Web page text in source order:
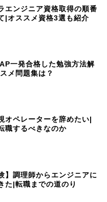
エンジニア資格取得の順番
|オススメ資格3選も紹介
一発合格した勉強方法解
メ問題集は？
オペレーターを辞めたい|
職するべきなのか
】調理師からエンジニアに
た|転職までの道のり